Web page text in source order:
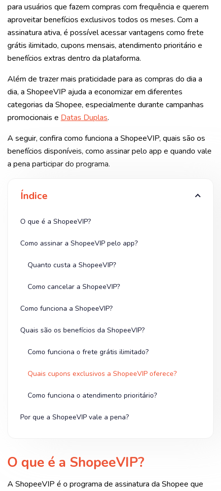
para usuários que fazem compras com frequência e querem
aproveitar benefícios exclusivos todos os meses. Com a
assinatura ativa, é possível acessar vantagens como frete
grátis ilimitado, cupons mensais, atendimento prioritário e
benefícios extras dentro da plataforma.
Além de trazer mais praticidade para as compras do dia a
dia, a ShopeeVIP ajuda a economizar em diferentes
categorias da Shopee, especialmente durante campanhas
promocionais e Datas Duplas.
A seguir, confira como funciona a ShopeeVIP, quais são os
benefícios disponíveis, como assinar pelo app e quando vale
a pena participar do programa.
Índice
O que é a ShopeeVIP?
Como assinar a ShopeeVIP pelo app?
Quanto custa a ShopeeVIP?
Como cancelar a ShopeeVIP?
Como funciona a ShopeeVIP?
Quais são os benefícios da ShopeeVIP?
Como funciona o frete grátis ilimitado?
Quais cupons exclusivos a ShopeeVIP oferece?
Como funciona o atendimento prioritário?
Por que a ShopeeVIP vale a pena?
O que é a ShopeeVIP?
A ShopeeVIP é o programa de assinatura da Shopee que